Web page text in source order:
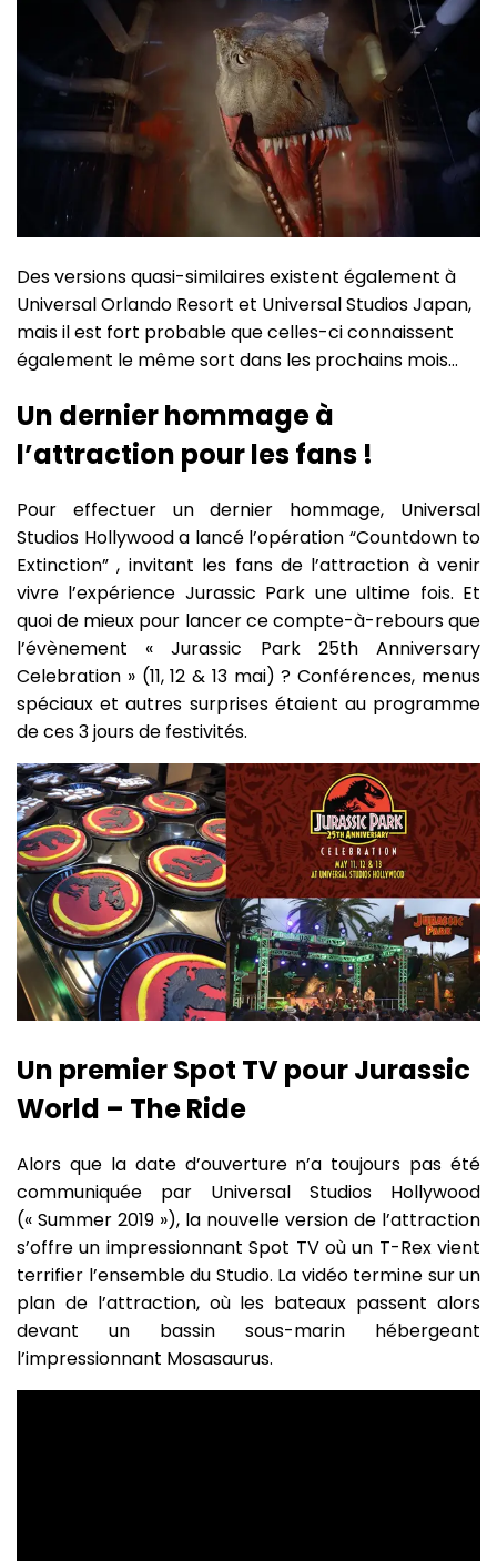
Des versions quasi-similaires existent également à
Universal Orlando Resort et Universal Studios Japan,
mais il est fort probable que celles-ci connaissent
également le même sort dans les prochains mois…
Un dernier hommage à
l’attraction pour les fans !
Pour effectuer un dernier hommage, Universal
Studios Hollywood a lancé l’opération “Countdown to
Extinction” , invitant les fans de l’attraction à venir
vivre l’expérience Jurassic Park une ultime fois. Et
quoi de mieux pour lancer ce compte-à-rebours que
l’évènement « Jurassic Park 25th Anniversary
Celebration » (11, 12 & 13 mai) ? Conférences, menus
spéciaux et autres surprises étaient au programme
de ces 3 jours de festivités.
Un premier Spot TV pour Jurassic
World – The Ride
Alors que la date d’ouverture n’a toujours pas été
communiquée par Universal Studios Hollywood
(« Summer 2019 »), la nouvelle version de l’attraction
s’offre un impressionnant Spot TV où un T-Rex vient
terrifier l’ensemble du Studio. La vidéo termine sur un
plan de l’attraction, où les bateaux passent alors
devant un bassin sous-marin hébergeant
l’impressionnant Mosasaurus.